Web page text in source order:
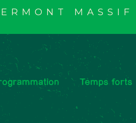
MASSIF
Temps forts